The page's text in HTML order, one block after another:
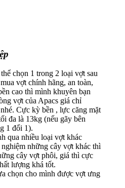
chọn 1 trong 2 loại vợt sau
vợt chính hãng, an toàn,
cao thì mình khuyên bạn
vợt của Apacs giá chỉ
Cực kỳ bền , lực căng mặt
đa là 13kg (nếu gãy bên
1 đổi 1).
qua nhiều loại vợt khác
nghiệm những cây vợt khác thì
cây vợt phôi, giá thì cực
lượng khá tốt.
chọn cho mình được vợt ưng